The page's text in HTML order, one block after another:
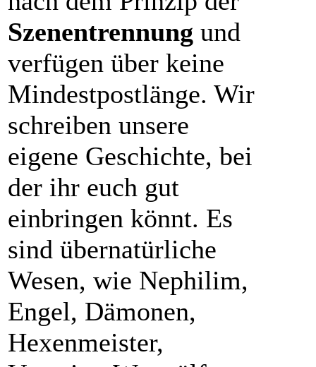
Szenentrennung und
verfügen über keine
Mindestpostlänge. Wir
schreiben unsere
eigene Geschichte, bei
der ihr euch gut
einbringen könnt. Es
sind übernatürliche
Wesen, wie Nephilim,
Engel, Dämonen,
Hexenmeister,